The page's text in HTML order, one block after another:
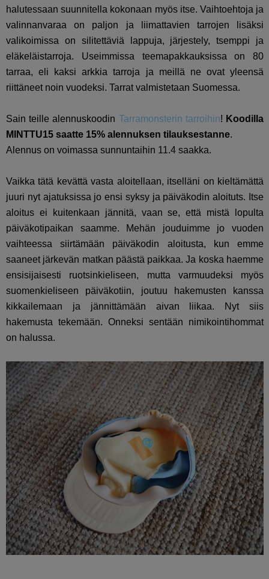
halutessaan suunnitella kokonaan myös itse. Vaihtoehtoja ja
valinnanvaraa on paljon ja liimattavien tarrojen lisäksi
valikoimissa on silitettäviä lappuja, järjestely, tsemppi ja
eläkeläistarroja. Useimmissa teemapakkauksissa on 80
tarraa, eli kaksi arkkia tarroja ja meillä ne ovat yleensä
riittäneet noin vuodeksi. Tarrat valmistetaan Suomessa.
Sain teille alennuskoodin Tarramonsterin tarroihin! Koodilla
MINTTU15 saatte 15% alennuksen tilauksestanne.
Alennus on voimassa sunnuntaihin 11.4 saakka.
Vaikka tätä kevättä vasta aloitellaan, itselläni on kieltämättä
juuri nyt ajatuksissa jo ensi syksy ja päiväkodin aloituts. Itse
aloitus ei kuitenkaan jännitä, vaan se, että mistä lopulta
päiväkotipaikan saamme. Mehän jouduimme jo vuoden
vaihteessa siirtämään päiväkodin aloitusta, kun emme
saaneet järkevän matkan päästä paikkaa. Ja koska haemme
ensisijaisesti ruotsinkieliseen, mutta varmuudeksi myös
suomenkieliseen päiväkotiin, joutuu hakemusten kanssa
kikkailemaan ja jännittämään aivan liikaa. Nyt siis
hakemusta tekemään. Onneksi sentään nimikointihommat
on halussa.